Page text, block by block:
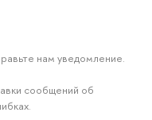
нам уведомление.
сообщений об